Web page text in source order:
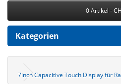
0 Artikel -
Kategorien
7inch Capacitive Touch Display für